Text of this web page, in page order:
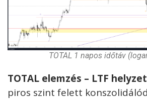
TOTAL 1 napos időtáv
TOTAL elemzés – LTF
piros szint felett